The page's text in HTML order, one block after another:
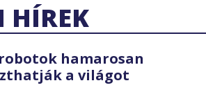
HÍREK
hamarosan
a világot